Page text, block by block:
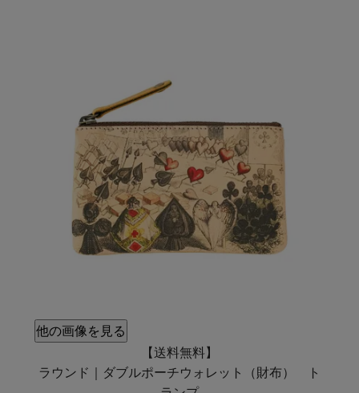
他の画像を見る
【送料無料】
ラウンド｜ダブルポーチウォレット（財布） ト